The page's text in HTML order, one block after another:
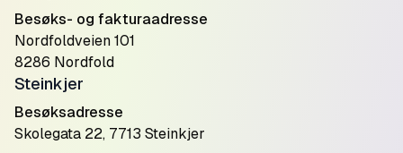
Besøks- og fakturaadresse
Nordfoldveien 101
8286 Nordfold
Steinkjer
Besøksadresse
Skolegata 22, 7713 Steinkjer